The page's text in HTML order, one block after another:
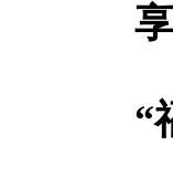
享
“福